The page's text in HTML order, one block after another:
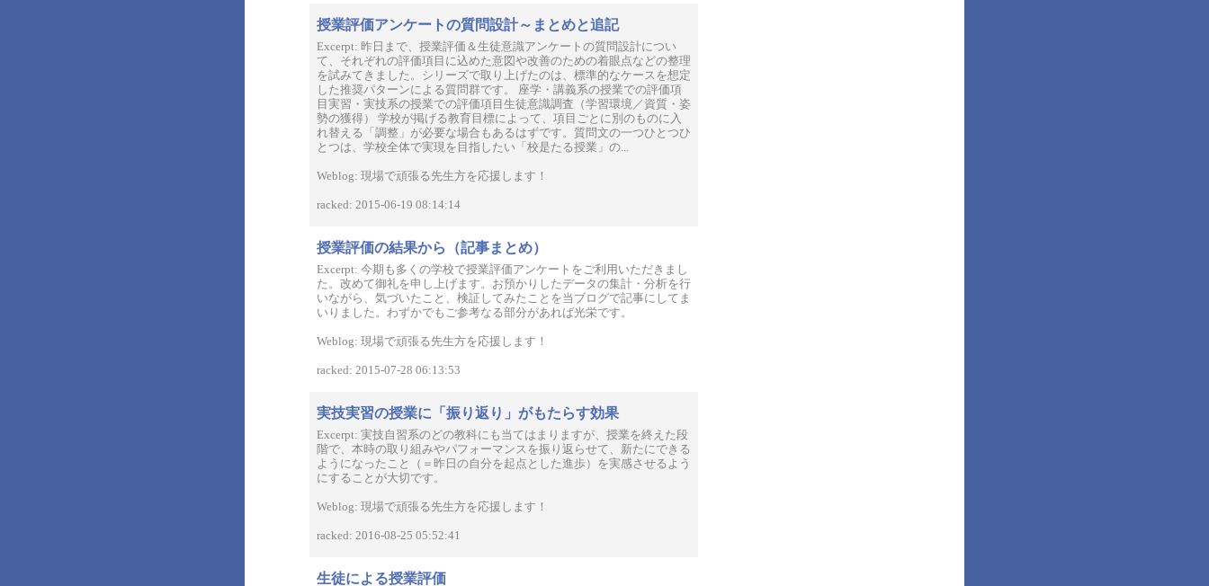
授業評価アンケートの質問設計～まとめと追記
Excerpt: 昨日まで、授業評価＆生徒意識アンケートの質問設計につい
て、それぞれの評価項目に込めた意図や改善のための着眼点などの整理
を試みてきました。シリーズで取り上げたのは、標準的なケースを想定
した推奨パターンによる質問群です。 座学・講義系の授業での評価項
目実習・実技系の授業での評価項目生徒意識調査（学習環境／資質・姿
勢の獲得） 学校が掲げる教育目標によって、項目ごとに別のものに入
れ替える「調整」が必要な場合もあるはずです。質問文の一つひとつひ
とつは、学校全体で実現を目指したい「校是たる授業」の...
Weblog: 現場で頑張る先生方を応援します！
racked: 2015-06-19 08:14:14
授業評価の結果から（記事まとめ）
Excerpt: 今期も多くの学校で授業評価アンケートをご利用いただきまし
た。改めて御礼を申し上げます。お預かりしたデータの集計・分析を行
いながら、気づいたこと、検証してみたことを当ブログで記事にしてま
いりました。わずかでもご参考なる部分があれば光栄です。
Weblog: 現場で頑張る先生方を応援します！
racked: 2015-07-28 06:13:53
実技実習の授業に「振り返り」がもたらす効果
Excerpt: 実技自習系のどの教科にも当てはまりますが、授業を終えた段
階で、本時の取り組みやパフォーマンスを振り返らせて、新たにできる
ようになったこと（＝昨日の自分を起点とした進歩）を実感させるよう
にすることが大切です。
Weblog: 現場で頑張る先生方を応援します！
racked: 2016-08-25 05:52:41
生徒による授業評価